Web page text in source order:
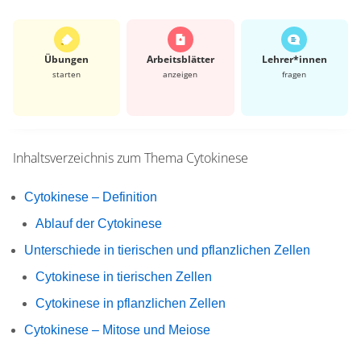
Übungen
starten
Arbeits­blätter
anzeigen
Lehrer*​innen
fragen
Inhaltsverzeichnis zum Thema Cytokinese
Cytokinese – Definition
Ablauf der Cytokinese
Unterschiede in tierischen und pflanzlichen Zellen
Cytokinese in tierischen Zellen
Cytokinese in pflanzlichen Zellen
Cytokinese – Mitose und Meiose